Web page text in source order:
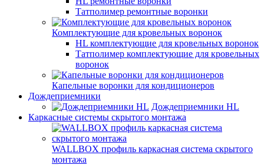
Татполимер ремонтные воронки
Комплектующие для кровельных воронок
HL комплектующие для кровельных воронок
Татполимер комплектующие для кровельных
воронок
Капельные воронки для кондиционеров
Дождеприемники
Дождеприемники HL
Каркасные системы скрытого монтажа
WALLBOX профиль каркасная система скрытого
монтажа